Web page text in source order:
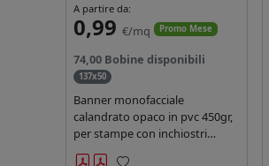
A partire da:
0,99 €/mq Promo Mese
74,00 Bobine disponibili
137x50
Banner monofacciale
calandrato opaco in pvc 450gr,
per stampe con inchiostri
solvente ed ecosolvente , uv e